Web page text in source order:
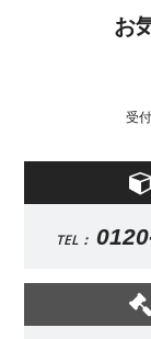
お
受
TEL：